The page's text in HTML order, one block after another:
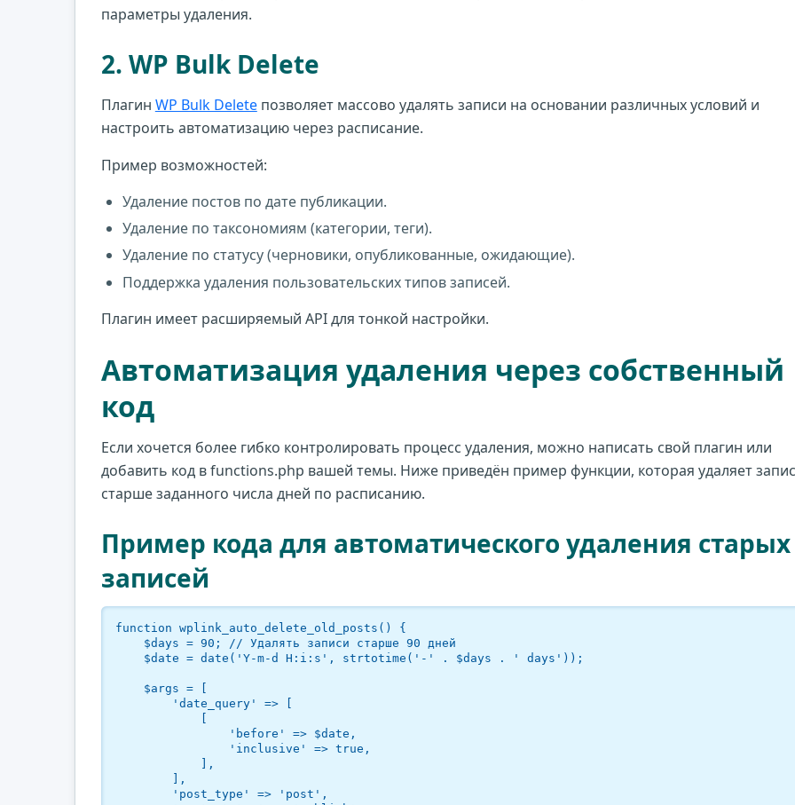
параметры удаления.
2. WP Bulk Delete
Плагин WP Bulk Deleteпозволяет массово удалять записи на основании различных условий и
настроить автоматизацию через расписание.
Пример возможностей:
Удаление постов по дате публикации.
Удаление по таксономиям (категории, теги).
Удаление по статусу (черновики, опубликованные, ожидающие).
Поддержка удаления пользовательских типов записей.
Плагин имеет расширяемый API для тонкой настройки.
Автоматизация удаления через собственный
код
Если хочется более гибко контролировать процесс удаления, можно написать свой плагин или
добавить код в functions.php вашей темы. Ниже приведён пример функции, которая удаляет
старше заданного числа дней по расписанию.
Пример кода для автоматического удаления старых
записей
function wplink_auto_delete_old_posts() {